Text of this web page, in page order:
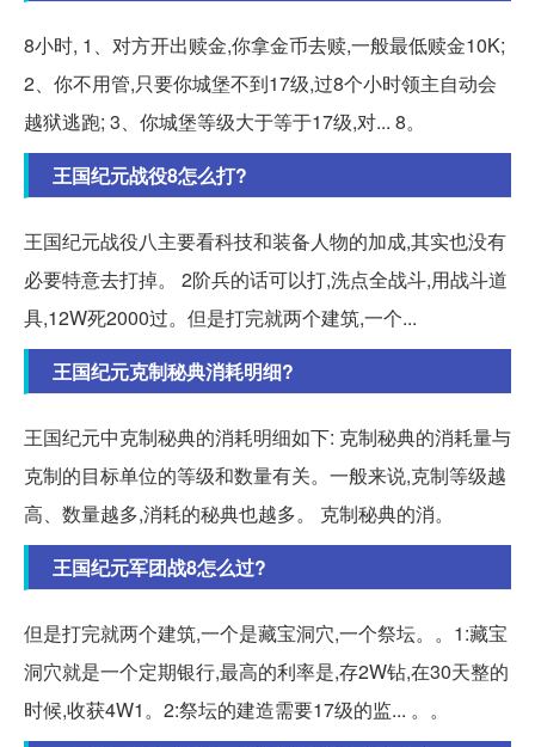
8小时, 1、对方开出赎金,你拿金币去赎,一般最低赎金10K;
2、你不用管,只要你城堡不到17级,过8个小时领主自动会
越狱逃跑; 3、你城堡等级大于等于17级,对... 8。
王国纪元战役8怎么打?
王国纪元战役八主要看科技和装备人物的加成,其实也没有
必要特意去打掉。 2阶兵的话可以打,洗点全战斗,用战斗道
具,12W死2000过。但是打完就两个建筑,一个...
王国纪元克制秘典消耗明细?
王国纪元中克制秘典的消耗明细如下: 克制秘典的消耗量与
克制的目标单位的等级和数量有关。一般来说,克制等级越
高、数量越多,消耗的秘典也越多。 克制秘典的消。
王国纪元军团战8怎么过?
但是打完就两个建筑,一个是藏宝洞穴,一个祭坛。。1:藏宝
洞穴就是一个定期银行,最高的利率是,存2W钻,在30天整的
时候,收获4W1。2:祭坛的建造需要17级的监... 。。